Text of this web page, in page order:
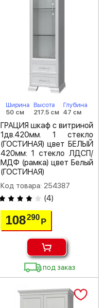
Ширина
50 см
Высота
217.5 см
Глубина
47 см
ГРАЦИЯ шкаф с витриной
1дв.420мм. 1 стекло
(ГОСТИНАЯ) цвет БЕЛЫЙ
420мм: 1 стекло ЛДСП/
МДФ (рамка) цвет Белый
(ГОСТИНАЯ)
Код товара: 254387
(4)
108290 Р
под заказ